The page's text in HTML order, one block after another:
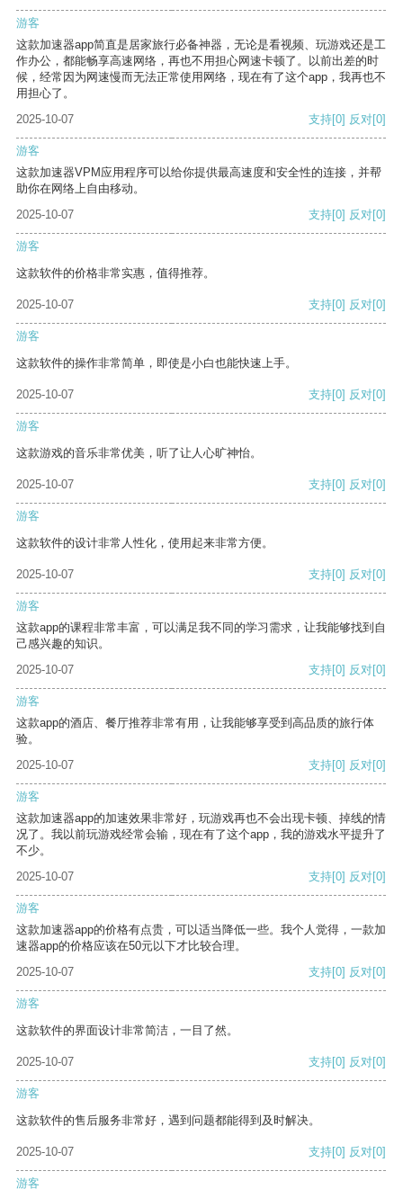
游客
这款加速器app简直是居家旅行必备神器，无论是看视频、玩游戏还是工
作办公，都能畅享高速网络，再也不用担心网速卡顿了。以前出差的时
候，经常因为网速慢而无法正常使用网络，现在有了这个app，我再也不
用担心了。
2025-10-07
支持[0] 反对[0]
游客
这款加速器VPM应用程序可以给你提供最高速度和安全性的连接，并帮
助你在网络上自由移动。
2025-10-07
支持[0] 反对[0]
游客
这款软件的价格非常实惠，值得推荐。
2025-10-07 支持[0] 反对[0]
游客
这款软件的操作非常简单，即使是小白也能快速上手。
2025-10-07 支持[0] 反对[0]
游客
这款游戏的音乐非常优美，听了让人心旷神怡。
2025-10-07 支持[0] 反对[0]
游客
这款软件的设计非常人性化，使用起来非常方便。
2025-10-07 支持[0] 反对[0]
游客
这款app的课程非常丰富，可以满足我不同的学习需求，让我能够找到自
己感兴趣的知识。
2025-10-07
支持[0] 反对[0]
游客
这款app的酒店、餐厅推荐非常有用，让我能够享受到高品质的旅行体
验。
2025-10-07
支持[0] 反对[0]
游客
这款加速器app的加速效果非常好，玩游戏再也不会出现卡顿、掉线的情
况了。我以前玩游戏经常会输，现在有了这个app，我的游戏水平提升了
不少。
2025-10-07
支持[0] 反对[0]
游客
这款加速器app的价格有点贵，可以适当降低一些。我个人觉得，一款加
速器app的价格应该在50元以下才比较合理。
2025-10-07
支持[0] 反对[0]
游客
这款软件的界面设计非常简洁，一目了然。
2025-10-07 支持[0] 反对[0]
游客
这款软件的售后服务非常好，遇到问题都能得到及时解决。
2025-10-07 支持[0] 反对[0]
游客